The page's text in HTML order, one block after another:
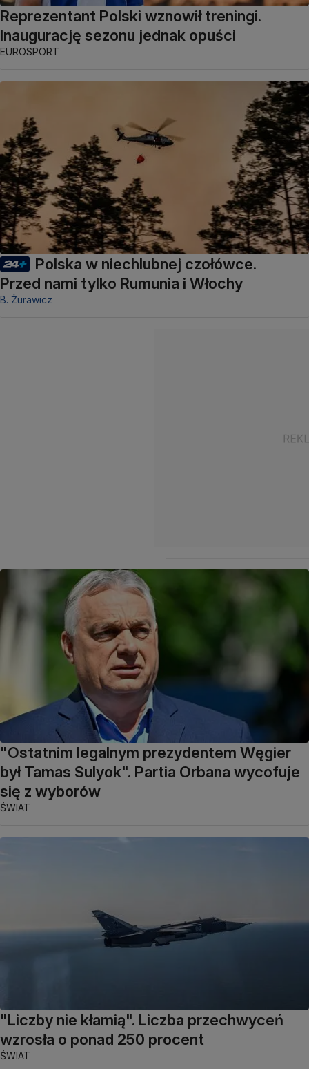
Reprezentant Polski wznowił treningi.
Inaugurację sezonu jednak opuści
EUROSPORT
Polska w niechlubnej czołówce.
Przed nami tylko Rumunia i Włochy
B. Żurawicz
"Ostatnim legalnym prezydentem Węgier
był Tamas Sulyok". Partia Orbana wycofuje
się z wyborów
ŚWIAT
"Liczby nie kłamią". Liczba przechwyceń
wzrosła o ponad 250 procent
ŚWIAT